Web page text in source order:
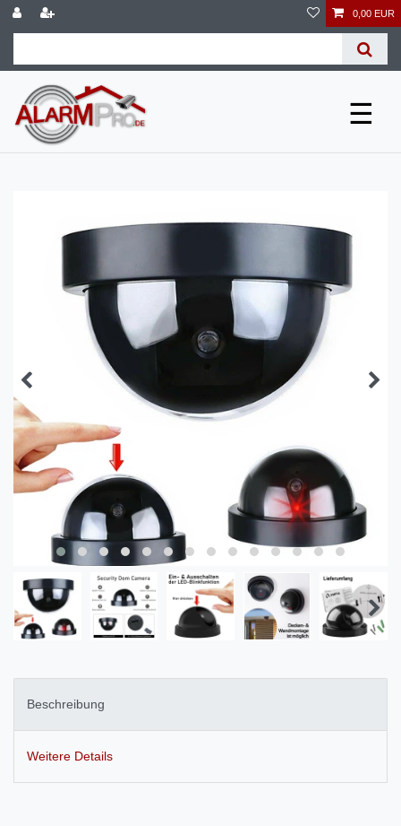
0,00 EUR
☰
Beschreibung
Weitere Details